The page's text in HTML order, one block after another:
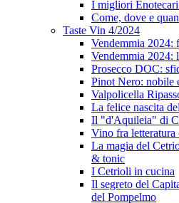
I migliori
Come, dove e
Taste Vin 4/2024
Vendemmia 2024:
Vendemmia 2024:
Prosecco DOC:
Pinot Nero: nobile
Valpolicella
La felice nascita
Il "d'Aquileia" di
Vino fra letteratura
La magia del
& tonic
I Cetrioli in cucina
Il segreto del
del Pompelmo